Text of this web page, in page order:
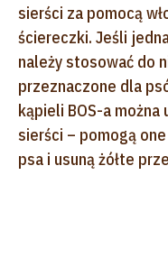
sierści za pomocą
ściereczki. Jeśli
należy stosować do
przeznaczone dla
kąpieli BOS-a można
sierści – pomogą
psa i usuną żółte